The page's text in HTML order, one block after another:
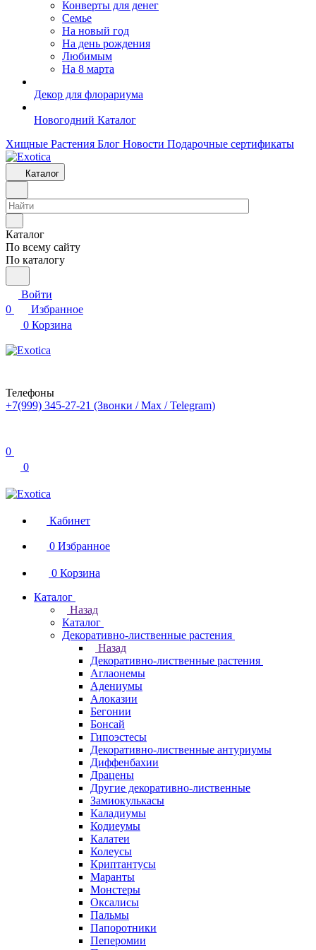
Конверты для денег
Семье
На новый год
На день рождения
Любимым
На 8 марта
Декор для флорариума
Новогодний Каталог
Хищные Растения Блог Новости Подарочные сертификаты
Каталог
Каталог
По всему сайту
По каталогу
Войти
0
Избранное
0 Корзина
Телефоны
+7(999) 345-27-21 (Звонки / Max / Telegram)
0
0
Кабинет
0 Избранное
0 Корзина
Каталог
Назад
Каталог
Декоративно-лиственные растения
Назад
Декоративно-лиственные растения
Аглаонемы
Адениумы
Алоказии
Бегонии
Бонсай
Гипоэстесы
Декоративно-лиственные антуриумы
Диффенбахии
Драцены
Другие декоративно-лиственные
Замиокулькасы
Каладиумы
Кодиеумы
Калатеи
Колеусы
Криптантусы
Маранты
Монстеры
Оксалисы
Пальмы
Папоротники
Пеперомии